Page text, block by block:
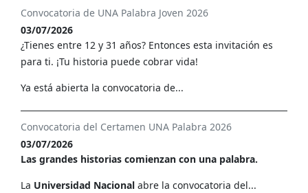
Convocatoria de UNA Palabra Joven 2026
03/07/2026
¿Tienes entre 12 y 31 años? Entonces esta invitación es
para ti. ¡Tu historia puede cobrar vida!
Ya está abierta la convocatoria de...
Convocatoria del Certamen UNA Palabra 2026
03/07/2026
Las grandes historias comienzan con una palabra.
La Universidad Nacional abre la convocatoria del...